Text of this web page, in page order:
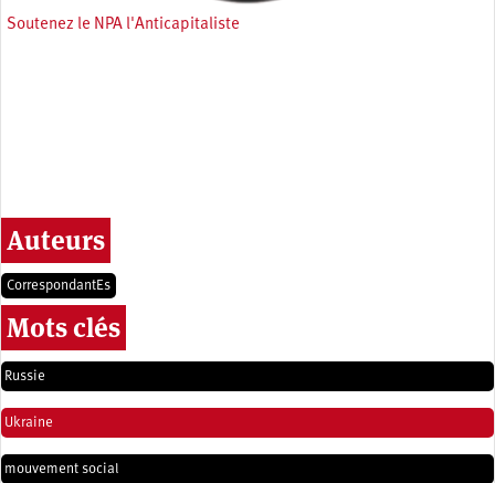
Soutenez le NPA l'Anticapitaliste
Auteurs
CorrespondantEs
Mots clés
Russie
Ukraine
mouvement social